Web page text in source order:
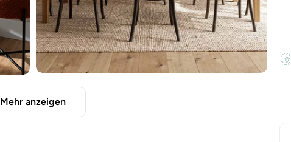
Mehr anzeigen